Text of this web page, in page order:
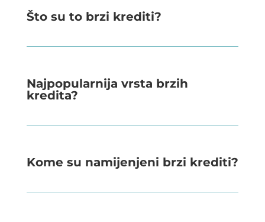
Što su to brzi krediti?
Najpopularnija vrsta brzih
kredita?
Kome su namijenjeni brzi krediti?